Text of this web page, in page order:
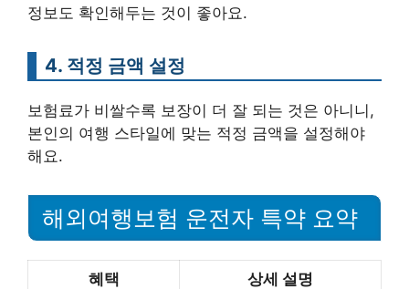
정보도 확인해두는 것이 좋아요.
4. 적정 금액 설정
보험료가 비쌀수록 보장이 더 잘 되는 것은 아니니,
본인의 여행 스타일에 맞는 적정 금액을 설정해야
해요.
해외여행보험 운전자 특약 요약
혜택 상세 설명